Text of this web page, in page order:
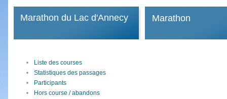
Marathon du Lac d'Annecy Marathon
Liste des courses
Statistiques des passages
Participants
Hors course / abandons